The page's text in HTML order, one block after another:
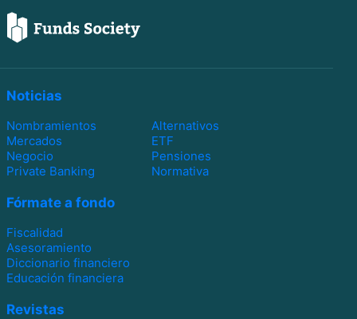
Noticias
Nombramientos
Alternativos
Mercados
ETF
Negocio
Pensiones
Private Banking
Normativa
Fórmate a fondo
Fiscalidad
Asesoramiento
Diccionario financiero
Educación financiera
Revistas